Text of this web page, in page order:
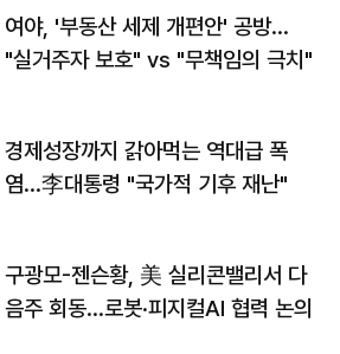
여야, '부동산 세제 개편안' 공방…
"실거주자 보호" vs "무책임의 극치"
경제성장까지 갉아먹는 역대급 폭
염…李대통령 "국가적 기후 재난"
구광모-젠슨황, 美 실리콘밸리서 다
음주 회동…로봇·피지컬AI 협력 논의